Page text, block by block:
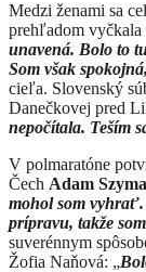
Medzi ženami sa
prehľadom vyčkala
unavená. Bolo to
Som však spokojná,
cieľa. Slovenský
Danečkovej pred
nepočítala. Teším
V polmaratóne
Čech Adam
mohol som vyhrať.
prípravu, takže
suverénnym
Žofia Naňová: „